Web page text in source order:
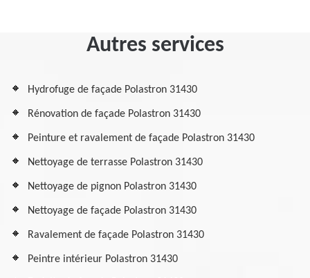
Autres services
Hydrofuge de façade Polastron 31430
Rénovation de façade Polastron 31430
Peinture et ravalement de façade Polastron 31430
Nettoyage de terrasse Polastron 31430
Nettoyage de pignon Polastron 31430
Nettoyage de façade Polastron 31430
Ravalement de façade Polastron 31430
Peintre intérieur Polastron 31430